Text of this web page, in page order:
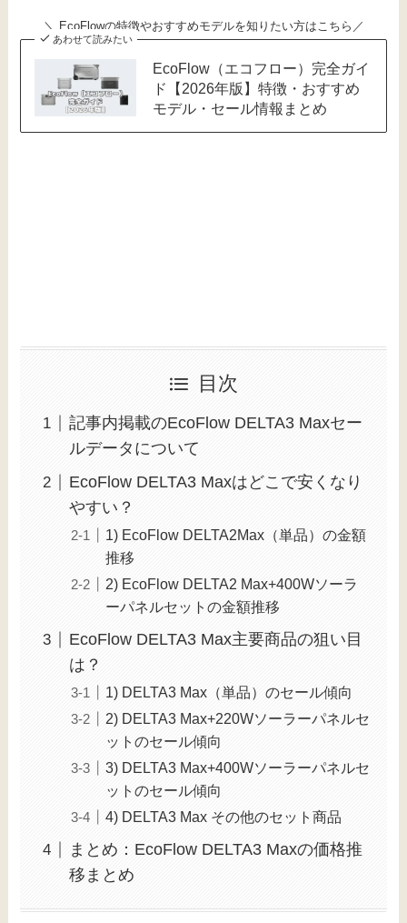
＼ EcoFlowの特徴やおすすめモデルを知りたい方はこちら／
あわせて読みたい
EcoFlow（エコフロー）完全ガイ
ド【2026年版】特徴・おすすめ
モデル・セール情報まとめ
目次
記事内掲載のEcoFlow DELTA3 Maxセー
ルデータについて
EcoFlow DELTA3 Maxはどこで安くなり
やすい？
1) EcoFlow DELTA2Max（単品）の金額
推移
2) EcoFlow DELTA2 Max+400Wソーラ
ーパネルセットの金額推移
EcoFlow DELTA3 Max主要商品の狙い目
は？
1) DELTA3 Max（単品）のセール傾向
2) DELTA3 Max+220Wソーラーパネルセ
ットのセール傾向
3) DELTA3 Max+400Wソーラーパネルセ
ットのセール傾向
4) DELTA3 Max その他のセット商品
まとめ：EcoFlow DELTA3 Maxの価格推
移まとめ